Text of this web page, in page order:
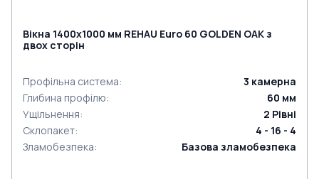
Вікна 1400x1000 мм REHAU Euro 60 GOLDEN OAK з
двох сторін
Профільна система: 3 камерна
Глибина профілю: 60 мм
Ущільнення: 2 Рівні
Склопакет:
4 - 16 - 4
Зламобезпека: Базова зламобезпека